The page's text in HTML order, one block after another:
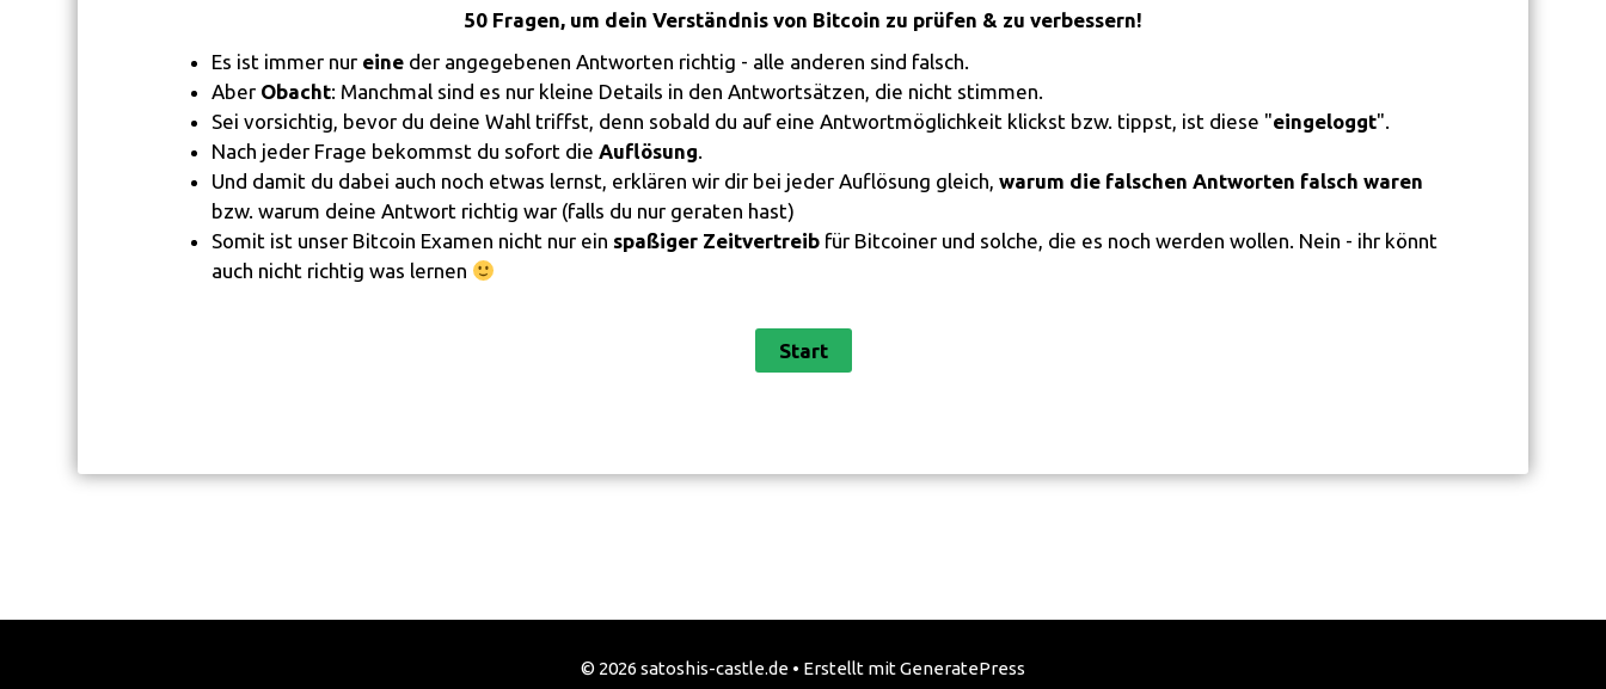
50 Fragen, um dein Verständnis von Bitcoin zu prüfen & zu verbessern!
Es ist immer nur eineder angegebenen Antworten richtig - alle anderen sind falsch.
Aber Obacht: Manchmal sind es nur kleine Details in den Antwortsätzen, die nicht stimmen.
Sei vorsichtig, bevor du deine Wahl triffst, denn sobald du auf eine Antwortmöglichkeit klickst bzw. tippst, ist diese "eingeloggt".
Nach jeder Frage bekommst du sofort die Auflösung.
Und damit du dabei auch noch etwas lernst, erklären wir dir bei jeder Auflösung gleich, warum die falschen Antworten falsch waren
bzw. warum deine Antwort richtig war (falls du nur geraten hast)
Somit ist unser Bitcoin Examen nicht nur ein spaßiger Zeitvertreibfür Bitcoiner und solche, die es noch werden wollen. Nein - ihr könnt
auch nicht richtig was lernen
© 2026 satoshis-castle.de • Erstellt mitGeneratePress